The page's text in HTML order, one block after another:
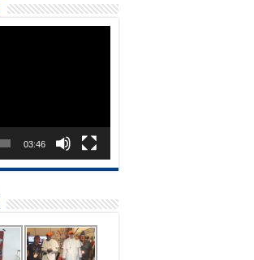
03:46